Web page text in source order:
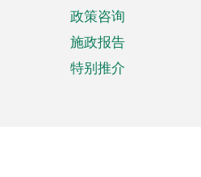
政策咨询
施政报告
特别推介